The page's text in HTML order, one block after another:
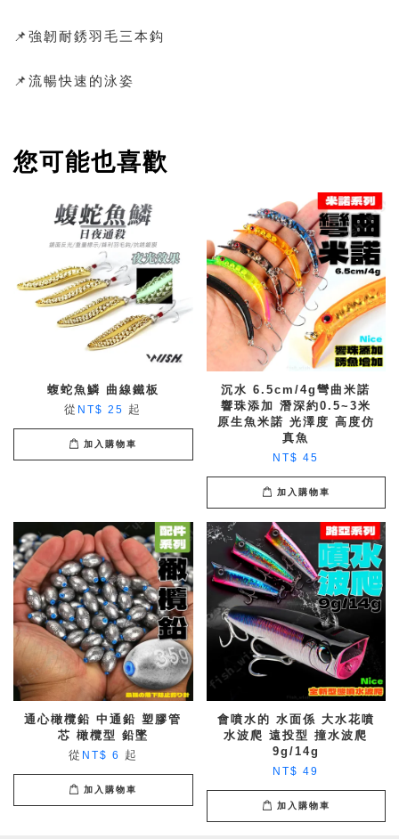
📌強韌耐銹羽毛三本鈎
📌流暢快速的泳姿
您可能也喜歡
蝮蛇魚鱗 曲線鐵板
從 NT$ 25 起
加入購物車
沉水 6.5cm/4g彎曲米諾
響珠添加 潛深約0.5~3米
原生魚米諾 光澤度 高度仿
真魚
NT$ 45
加入購物車
通心橄欖鉛 中通鉛 塑膠管
芯 橄欖型 鉛墜
從 NT$ 6 起
加入購物車
會噴水的 水面係 大水花噴
水波爬 遠投型 撞水波爬
9g/14g
NT$ 49
加入購物車